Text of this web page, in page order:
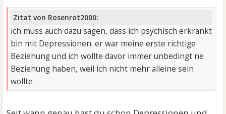
Zitat von Rosenrot2000:
ich muss auch dazu sagen, dass ich psychisch erkrankt
bin mit Depressionen. er war meine erste richtige
Beziehung und ich wollte davor immer unbedingt ne
Beziehung haben, weil ich nicht mehr alleine sein
wollte